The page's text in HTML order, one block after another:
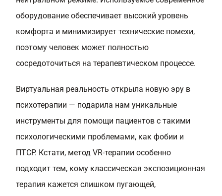
оборудование обеспечивает высокий уровень
комфорта и минимизирует технические помехи,
поэтому человек может полностью
сосредоточиться на терапевтическом процессе.
Виртуальная реальность открыла новую эру в
психотерапии — подарила нам уникальные
инструменты для помощи пациентов с такими
психологическими проблемами, как фобии и
ПТСР. Кстати, метод VR-терапии особенно
подходит тем, кому классическая экспозиционная
терапия кажется слишком пугающей,